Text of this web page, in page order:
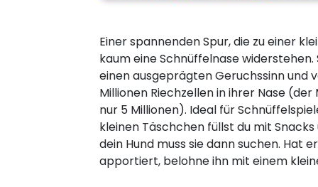
Einer spannenden Spur, die zu einer
kaum eine Schnüffelnase
einen ausgeprägten Geruchssinn und
Millionen Riechzellen in ihrer Nase
nur 5 Millionen). Ideal für
kleinen Täschchen füllst du mit
dein Hund muss sie dann suchen. Hat
apportiert, belohne ihn mit einem